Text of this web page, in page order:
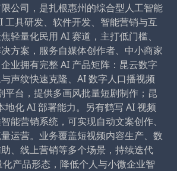
公司，是扎根惠州的综合型人工智能
工具研发、软件开发、智能营销与互
轻量化民用 AI 赛道，主打低门槛、
方案，服务自媒体创作者、中小商家
业拥有完整 AI 产品矩阵：昆云数字
声纹快速克隆、AI 数字人口播视频
平台，提供多画风批量短剧制作；昆
地化 AI 部署能力。另有鹤写 AI 视频
能营销系统，可实现自动文案创作、
运营。业务覆盖短视频内容生产、数
、线上营销等多个场景，持续迭代
产品形态，降低个人与小微企业智